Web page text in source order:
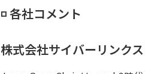
◽️ 各社コメント
株式会社サイバーリンク